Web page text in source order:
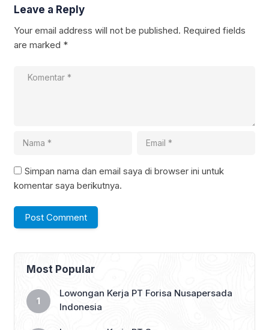
Leave a Reply
Your email address will not be published. Required fields
are marked *
Simpan nama dan email saya di browser ini untuk
komentar saya berikutnya.
Most Popular
Lowongan Kerja PT Forisa Nusapersada
Indonesia